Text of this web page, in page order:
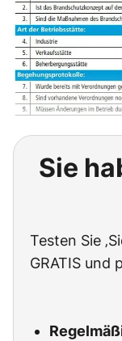
Sie
Testen Sie
GRATIS und